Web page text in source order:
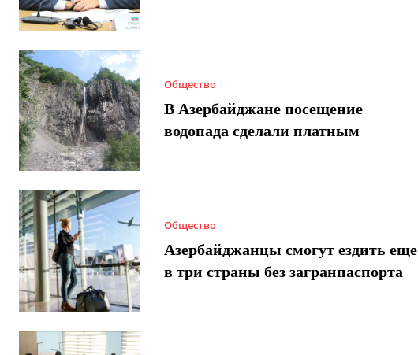
Общество
В Азербайджане посещение
водопада сделали платным
Общество
Азербайджанцы смогут ездить еще
в три страны без загранпаспорта